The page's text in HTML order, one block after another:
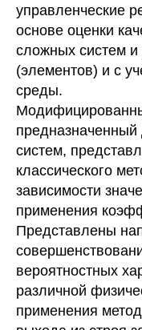
управленческие
основе оценки
сложных систем
(элементов) и с
среды.
систем,
классического
зависимости
применения
Представлены
вероятностных
различной
применения